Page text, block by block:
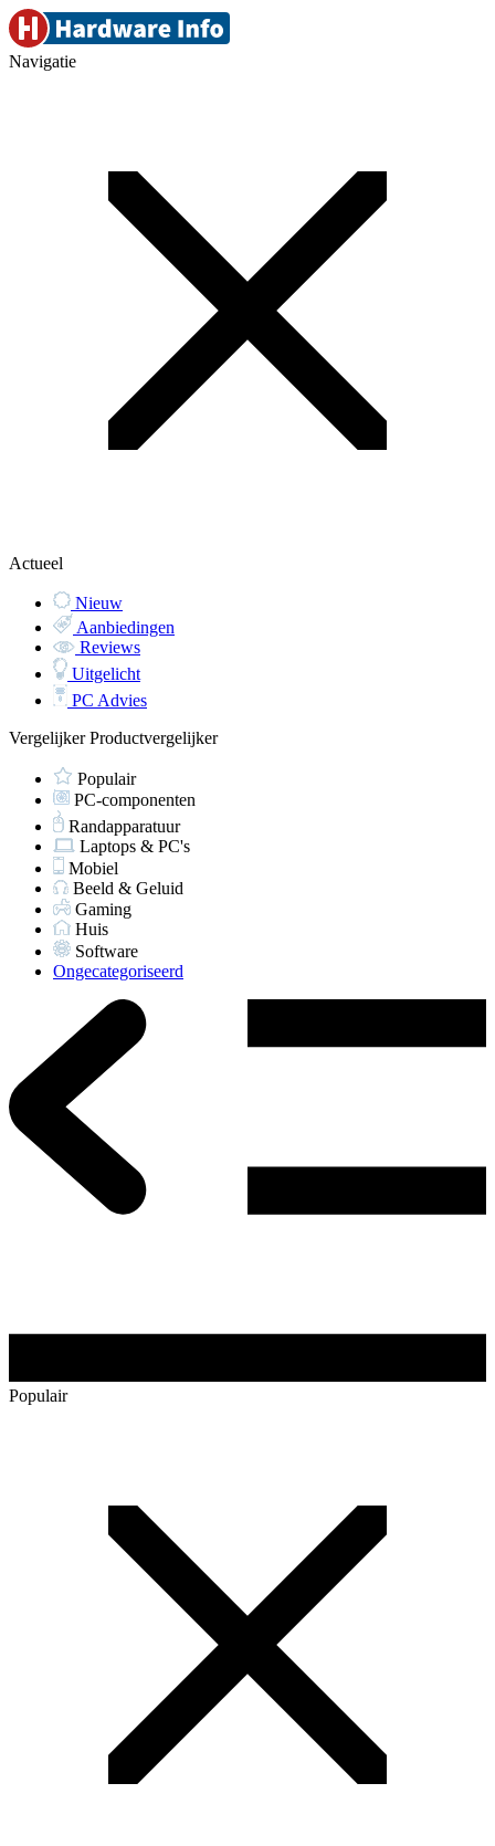
Navigatie
Actueel
Nieuw
Aanbiedingen
Reviews
Uitgelicht
PC Advies
VergelijkerProductvergelijker
Populair
PC-componenten
Randapparatuur
Laptops & PC's
Mobiel
Beeld & Geluid
Gaming
Huis
Software
Ongecategoriseerd
Populair